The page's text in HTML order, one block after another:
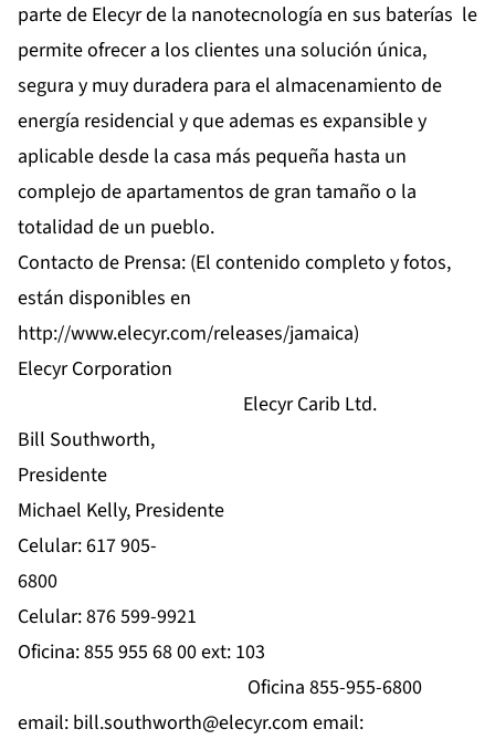
parte de Elecyr de la nanotecnología en sus baterías le
permite ofrecer a los clientes una solución única,
segura y muy duradera para el almacenamiento de
energía residencial y que ademas es expansible y
aplicable desde la casa más pequeña hasta un
complejo de apartamentos de gran tamaño o la
totalidad de un pueblo.
Contacto de Prensa: (El contenido completo y fotos,
están disponibles en
http://www.elecyr.com/releases/jamaica)
Elecyr Corporation
Elecyr Carib Ltd.
Bill Southworth,
Michael Kelly, Presidente
Celular: 617 905-
Celular: 876 599-9921
Oficina: 855 955 68 00 ext: 103
Oficina 855-955-6800
email: bill.southworth@elecyr.com email: